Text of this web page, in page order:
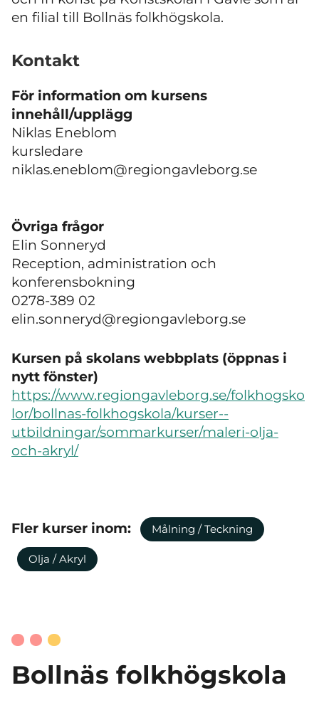
en filial till Bollnäs folkhögskola.
Kontakt
För information om kursens
innehåll/upplägg
Niklas Eneblom
kursledare
niklas.eneblom@regiongavleborg.se
Övriga frågor
Elin Sonneryd
Reception, administration och
konferensbokning
0278-389 02
elin.sonneryd@regiongavleborg.se
Kursen på skolans webbplats (öppnas i
nytt fönster)
https://www.regiongavleborg.se/folkhogsko
lor/bollnas-folkhogskola/kurser--
utbildningar/sommarkurser/maleri-olja-
och-akryl/
Fler kurser inom: Målning / Teckning
Olja / Akryl
Bollnäs folkhögskola